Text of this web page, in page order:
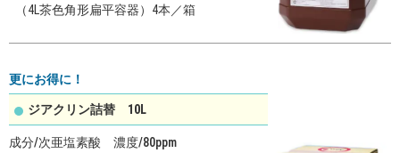
（4L茶色角形扁平容器）4本／箱
更にお得に！
ジアクリン詰替 10L
成分/次亜塩素酸 濃度/80ppm